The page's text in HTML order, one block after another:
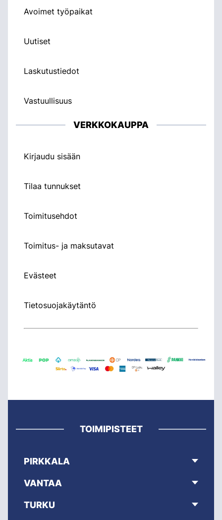
Avoimet työpaikat
Uutiset
Laskutustiedot
Vastuullisuus
VERKKOKAUPPA
Kirjaudu sisään
Tilaa tunnukset
Toimitusehdot
Toimitus- ja maksutavat
Evästeet
Tietosuojakäytäntö
TOIMIPISTEET
PIRKKALA
VANTAA
TURKU